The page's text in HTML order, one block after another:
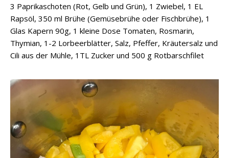
3 Paprikaschoten (Rot, Gelb und Grün), 1 Zwiebel, 1 EL
Rapsöl, 350 ml Brühe (Gemüsebrühe oder Fischbrühe), 1
Glas Kapern 90g, 1 kleine Dose Tomaten, Rosmarin,
Thymian, 1-2 Lorbeerblätter, Salz, Pfeffer, Kräutersalz und
Cili aus der Mühle, 1TL Zucker und 500 g Rotbarschfilet